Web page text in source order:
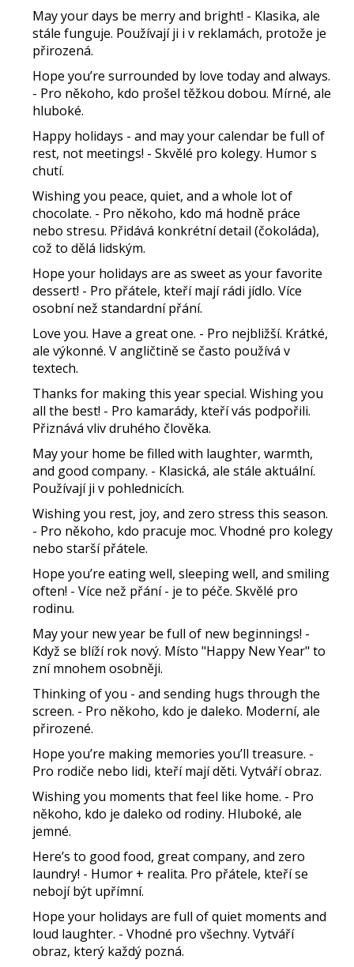
May your days be merry and bright! - Klasika, ale
stále funguje. Používají ji i v reklamách, protože je
přirozená.
Hope you’re surrounded by love today and always.
- Pro někoho, kdo prošel těžkou dobou. Mírné, ale
hluboké.
Happy holidays - and may your calendar be full of
rest, not meetings! - Skvělé pro kolegy. Humor s
chutí.
Wishing you peace, quiet, and a whole lot of
chocolate. - Pro někoho, kdo má hodně práce
nebo stresu. Přidává konkrétní detail (čokoláda),
což to dělá lidským.
Hope your holidays are as sweet as your favorite
dessert! - Pro přátele, kteří mají rádi jídlo. Více
osobní než standardní přání.
Love you. Have a great one. - Pro nejbližší. Krátké,
ale výkonné. V angličtině se často používá v
textech.
Thanks for making this year special. Wishing you
all the best! - Pro kamarády, kteří vás podpořili.
Přiznává vliv druhého člověka.
May your home be filled with laughter, warmth,
and good company. - Klasická, ale stále aktuální.
Používají ji v pohlednicích.
Wishing you rest, joy, and zero stress this season.
- Pro někoho, kdo pracuje moc. Vhodné pro kolegy
nebo starší přátele.
Hope you’re eating well, sleeping well, and smiling
often! - Více než přání - je to péče. Skvělé pro
rodinu.
May your new year be full of new beginnings! -
Když se blíží rok nový. Místo"Happy New Year" to
zní mnohem osobněji.
Thinking of you - and sending hugs through the
screen. - Pro někoho, kdo je daleko. Moderní, ale
přirozené.
Hope you’re making memories you’ll treasure. -
Pro rodiče nebo lidi, kteří mají děti. Vytváří obraz.
Wishing you moments that feel like home. - Pro
někoho, kdo je daleko od rodiny. Hluboké, ale
jemné.
Here’s to good food, great company, and zero
laundry! - Humor + realita. Pro přátele, kteří se
nebojí být upřímní.
Hope your holidays are full of quiet moments and
loud laughter. - Vhodné pro všechny. Vytváří
obraz, který každý pozná.